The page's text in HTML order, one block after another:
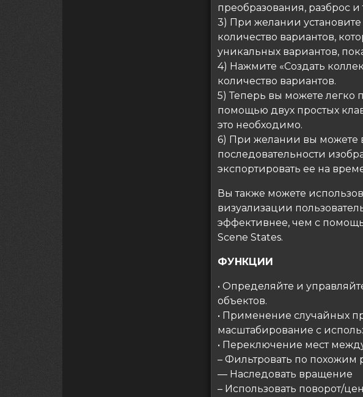
преобразования, разброс и
3) При желании
количество вариантов,
уникальных вариантов,
4) Нажмите «Создать
количество вариантов.
5) Теперь вы можете легко
помощью двух простых
это необходимо.
6) При желании вы можете
последовательности
экспортировать ее на
Вы также можете
визуализации
эффективнее, чем с
Scene States.
ФУНКЦИИ
• Определяйте и
объектов.
• Применение случайных
масштабирование с
• Переключение мест
– Фильтровать по похожим
— Наследовать вращение
– Использовать поворот/